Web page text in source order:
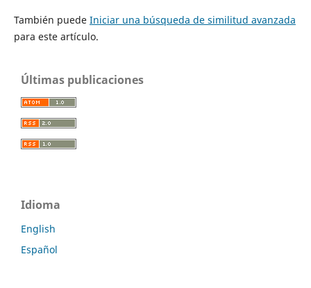
También puede Iniciar una búsqueda de similitud avanzada
para este artículo.
Últimas publicaciones
Idioma
English
Español